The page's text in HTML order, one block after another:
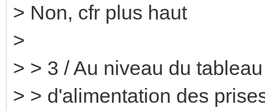
> Non, cfr plus haut
>
> > 3 / Au niveau du
> > d'alimentation des